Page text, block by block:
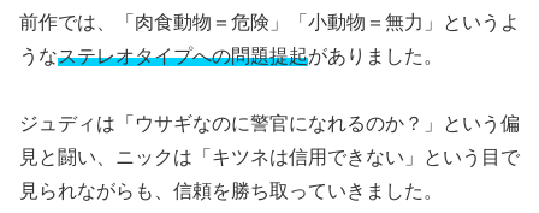
前作では、「肉食動物＝危険」「小動物＝無力」というよ
うなステレオタイプへの問題提起がありました。
ジュディは「ウサギなのに警官になれるのか？」という偏
見と闘い、ニックは「キツネは信用できない」という目で
見られながらも、信頼を勝ち取っていきました。